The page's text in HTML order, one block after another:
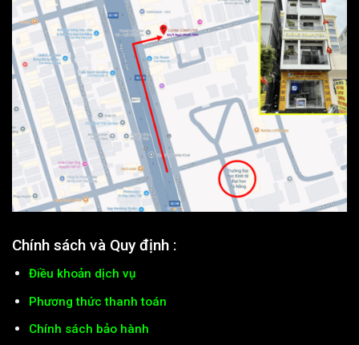
Chính sách và Quy định :
Điều khoản dịch vụ
Phương thức thanh toán
Chính sách bảo hành